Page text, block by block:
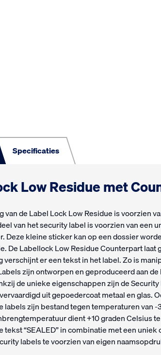
Specificaties
Low Residue met
van de Label Lock Low Residue is voorzien
van het security label is voorzien van een
Deze kleine sticker kan op een dossier
De Labellock Low Residue Counterpart laat
verschijnt er een tekst in het label. Zo is
zijn ontworpen en geproduceerd aan de
de unieke eigenschappen zijn de
uit gepoedercoat metaal en glas.
labels zijn bestand tegen temperaturen van
dient +10 graden Celsius
tekst “SEALED” in combinatie met een
labels te voorzien van eigen